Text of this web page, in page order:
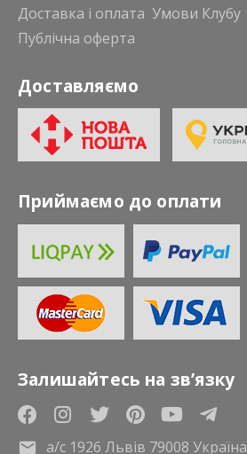
Доставка і оплата Умови Клубу
Публічна оферта
Доставляємо
Приймаємо до оплати
Залишайтесь на зв’язку
а/с 1926 Львів 79008 Україна